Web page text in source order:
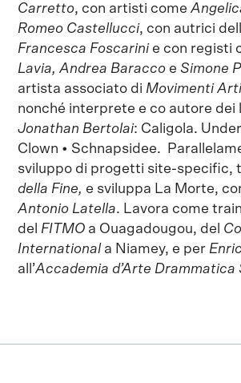
Carretto, con artisti come
Romeo Castellucci, con autrici
Francesca Foscarini e con registi
Lavia, Andrea Baracco eSimone
artista associato di Movimenti
nonché interprete e co autore dei
Jonathan Bertolai: Caligola.
Clown • Schnapsidee.
sviluppo di progetti site-specific,
della Fine, e sviluppa La Morte,
Antonio Latella. Lavora come
del FITMO a Ouagadougou, del
International a Niamey, e per
all’Accademia d’Arte Drammatica